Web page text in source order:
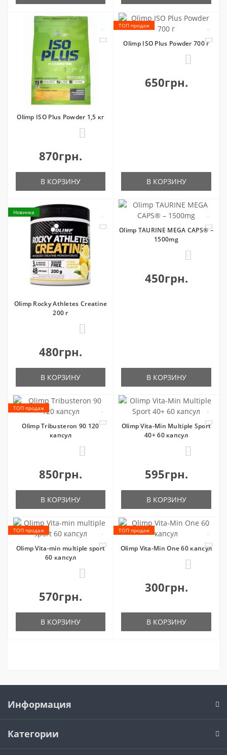
Olimp ISO Plus Powder 1,5 кг
870грн.
В КОРЗИНУ
ТОП продаж
Olimp ISO Plus Powder 700 г
650грн.
В КОРЗИНУ
Новинка
Olimp Rocky Athletes Creatine
200 г
480грн.
В КОРЗИНУ
Olimp TAURINE MEGA CAPS® –
1500mg
450грн.
В КОРЗИНУ
ТОП продаж
Olimp Tribusteron 90 120
капсул
850грн.
В КОРЗИНУ
Olimp Vita-Min Multiple Sport
40+ 60 капсул
595грн.
В КОРЗИНУ
ТОП продаж
Olimp Vita-min multiple sport
60 капсул
570грн.
В КОРЗИНУ
ТОП продаж
Olimp Vita-Min One 60 капсул
300грн.
В КОРЗИНУ
Информация
Категории